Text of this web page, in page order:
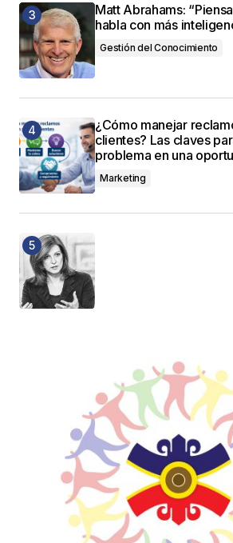
Matt Abrahams:
habla con más
Gestión del Conocimiento
¿Cómo manejar
clientes? Las claves
problema en una
Marketing